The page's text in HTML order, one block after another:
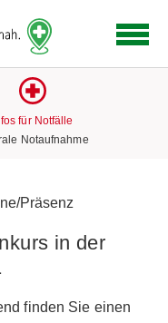
Link
zur
für Notfälle
Notaufnahme
Präsenz
in der
finden Sie einen